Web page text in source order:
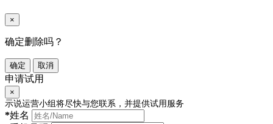
×
确定删除吗？
确定 取消
申请试用
×
示说运营小组将尽快与您联系，并提供试用服务
*姓名